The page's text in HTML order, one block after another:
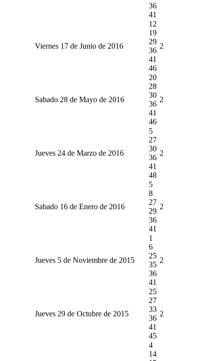
36
41
Viernes 17 de Junio de 2016
12
19
29
36
41
46
2
Sabado 28 de Mayo de 2016
20
28
30
36
41
46
2
Jueves 24 de Marzo de 2016
5
27
30
36
41
48
2
Sabado 16 de Enero de 2016
5
8
27
29
36
41
2
Jueves 5 de Noviembre de 2015
1
6
25
35
36
41
2
Jueves 29 de Octubre de 2015
25
27
33
36
41
45
2
4
14